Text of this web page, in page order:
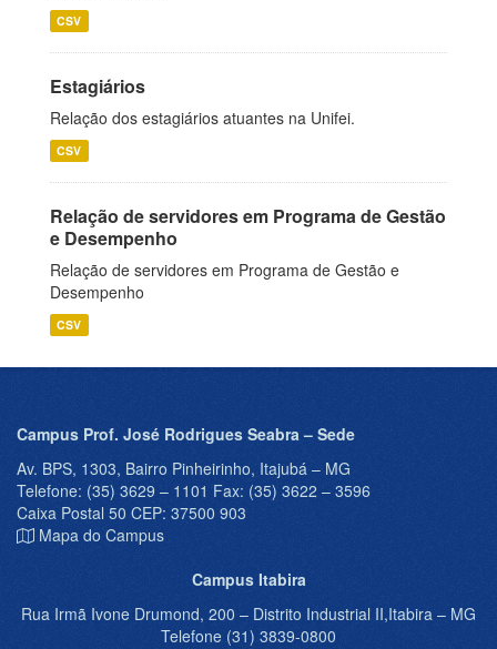
CSV
Estagiários
Relação dos estagiários atuantes na Unifei.
CSV
Relação de servidores em Programa de Gestão
e Desempenho
Relação de servidores em Programa de Gestão e
Desempenho
CSV
Campus Prof. José Rodrigues Seabra – Sede
Av. BPS, 1303, Bairro Pinheirinho, Itajubá – MG
Telefone: (35) 3629 – 1101 Fax: (35) 3622 – 3596
Caixa Postal 50 CEP: 37500 903
Mapa do Campus
Campus Itabira
Rua Irmã Ivone Drumond, 200 – Distrito Industrial II,Itabira – MG
Telefone (31) 3839-0800